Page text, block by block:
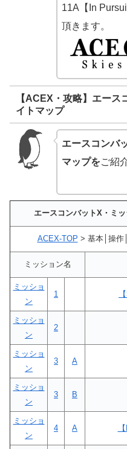
11A【In
頂きます。
【ACEX・攻略】エース
イトマップ
エースコンバ
マップをご紹
エースコンバットX・ミ
ACEX-TOP > 基本│操作│
ミッション名
ミッショ
ン
1
ミッショ
ン
2
ミッショ
ン
3 A
ミッショ
ン
3 B
ミッショ
ン
4 A